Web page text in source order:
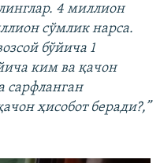
4 миллион
сўмлик нарса.
бўйича 1
ким ва қачон
сарфланган
ҳисобот беради?,”